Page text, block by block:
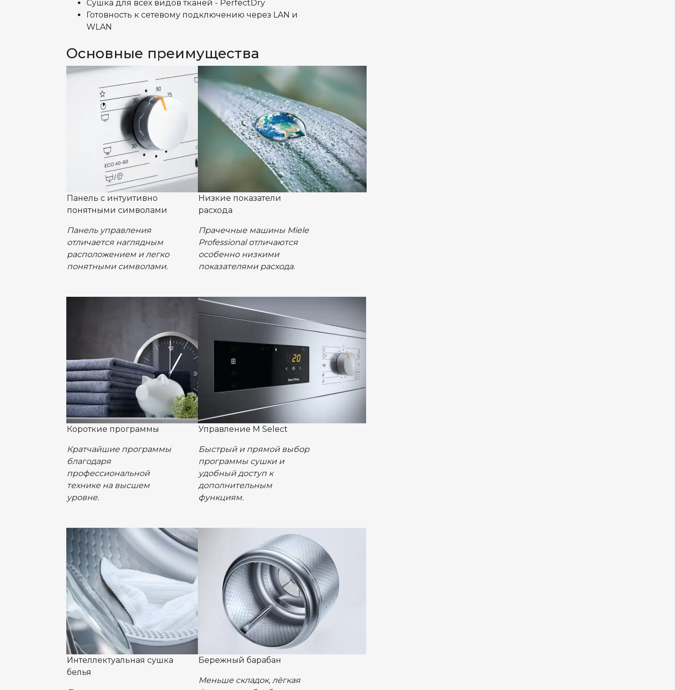
Cушка для всех видов тканей - PerfectDry
Готовность к сетевому подключению через LAN и
WLAN
Основные преимущества
Панель с интуитивно
понятными символами
Панель управления
отличается наглядным
расположением и легко
понятными символами.
Низкие показатели
расхода
Прачечные машины Miele
Professional отличаются
особенно низкими
показателями расхода.
Короткие программы
Кратчайшие программы
благодаря
профессиональной
технике на высшем
уровне.
Управление M Select
Быстрый и прямой выбор
программы сушки и
удобный доступ к
дополнительным
функциям.
Интеллектуальная сушка
белья
Бережный барабан
Меньше складок, лёгкая